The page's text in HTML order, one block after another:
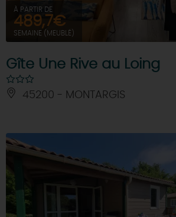
À PARTIR DE
489,7€
SEMAINE (MEUBLÉ)
Gîte Une Rive au Loing
45200 - MONTARGIS